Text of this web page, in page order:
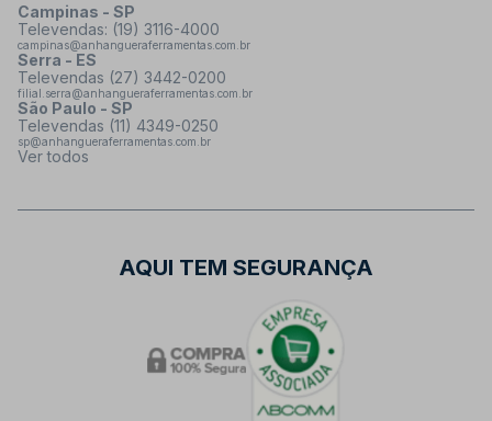
Campinas - SP
Televendas: (19) 3116-4000
campinas@anhangueraferramentas.com.br
Serra - ES
Televendas (27) 3442-0200
filial.serra@anhangueraferramentas.com.br
São Paulo - SP
Televendas (11) 4349-0250
sp@anhangueraferramentas.com.br
Ver todos
AQUI TEM SEGURANÇA